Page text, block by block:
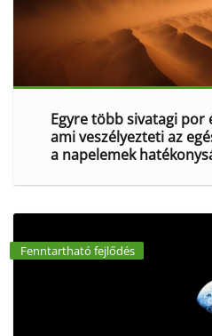
Egyre több sivatagi por
ami veszélyezteti az
a napelemek
Fenntartható fejlődés